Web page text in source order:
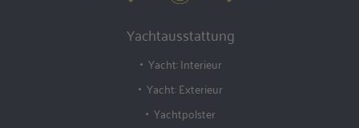
Yachtausstattung
Yacht: Interieur
Yacht: Exterieur
Yachtpolster